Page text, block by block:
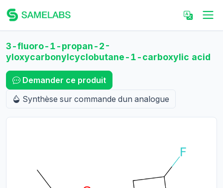
3-fluoro-1-propan-2-
yloxycarbonylcyclobutane-1-carboxylic acid
Demander ce produit
Synthèse sur commande dun analogue